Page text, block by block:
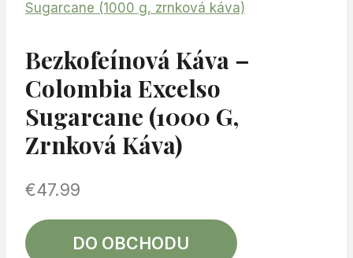
Bezkofeínová Káva –
Colombia Excelso
Sugarcane (1000 G,
Zrnková Káva)
€47.99
DO OBCHODU